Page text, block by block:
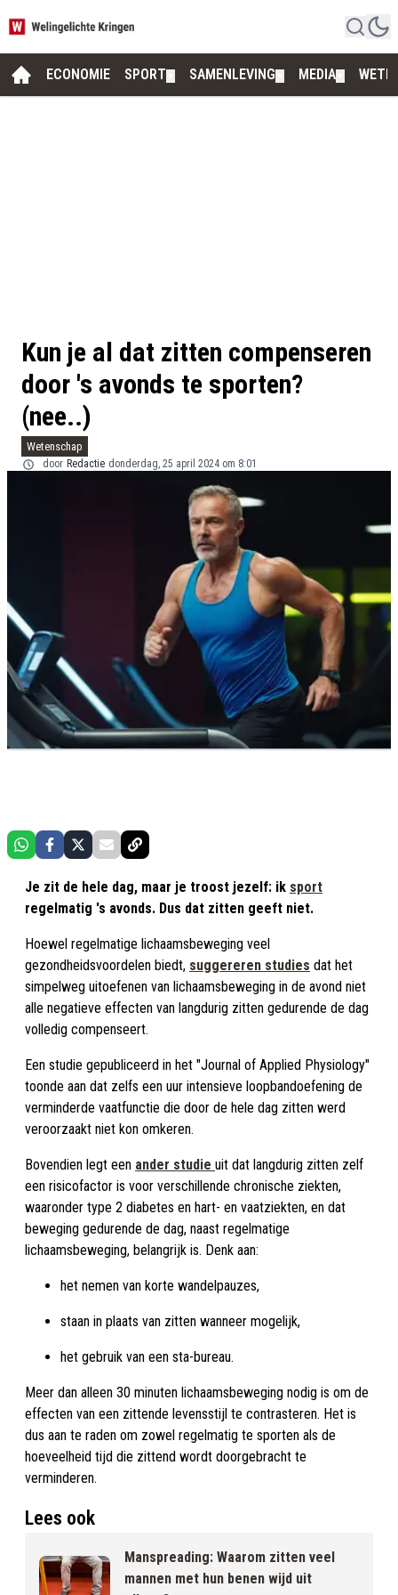
ECONOMIE SPORT SAMENLEVING MEDIA
Kun je al dat zitten compenseren
door 's avonds te sporten?
(nee..)
Wetenschap
door Redactie donderdag, 25 april 2024 om 8:01
Je zit de hele dag, maar je troost jezelf: ik sport
regelmatig 's avonds. Dus dat zitten geeft niet.
Hoewel regelmatige lichaamsbeweging veel
gezondheidsvoordelen biedt, suggereren studies dat het
simpelweg uitoefenen van lichaamsbeweging in de avond niet
alle negatieve effecten van langdurig zitten gedurende de dag
volledig compenseert.
Een studie gepubliceerd in het "Journal of Applied Physiology"
toonde aan dat zelfs een uur intensieve loopbandoefening de
verminderde vaatfunctie die door de hele dag zitten werd
veroorzaakt niet kon omkeren.
Bovendien legt een ander studie uit dat langdurig zitten zelf
een risicofactor is voor verschillende chronische ziekten,
waaronder type 2 diabetes en hart- en vaatziekten, en dat
beweging gedurende de dag, naast regelmatige
lichaamsbeweging, belangrijk is. Denk aan:
het nemen van korte wandelpauzes,
staan in plaats van zitten wanneer mogelijk,
het gebruik van een sta-bureau.
Meer dan alleen 30 minuten lichaamsbeweging nodig is om de
effecten van een zittende levensstijl te contrasteren. Het is
dus aan te raden om zowel regelmatig te sporten als de
hoeveelheid tijd die zittend wordt doorgebracht te
verminderen.
Lees ook
Manspreading: Waarom zitten veel
mannen met hun benen wijd uit